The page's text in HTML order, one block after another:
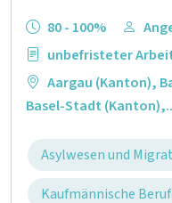
80 - 100%
unbefristeter
Aargau (Kanton),
Basel-Stadt (Kanton)
Asylwesen und
Kaufmännische